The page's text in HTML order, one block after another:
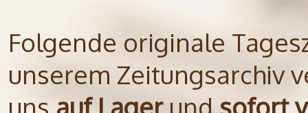
Folgende originale
unserem Zeitungsarchiv
uns auf Lagerund sofort